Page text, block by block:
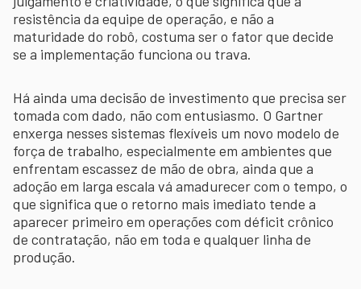
resistência da equipe de operação, e não a
maturidade do robô, costuma ser o fator que decide
se a implementação funciona ou trava.
Há ainda uma decisão de investimento que precisa ser
tomada com dado, não com entusiasmo. O Gartner
enxerga nesses sistemas flexíveis um novo modelo de
força de trabalho, especialmente em ambientes que
enfrentam escassez de mão de obra, ainda que a
adoção em larga escala vá amadurecer com o tempo, o
que significa que o retorno mais imediato tende a
aparecer primeiro em operações com déficit crônico
de contratação, não em toda e qualquer linha de
produção.